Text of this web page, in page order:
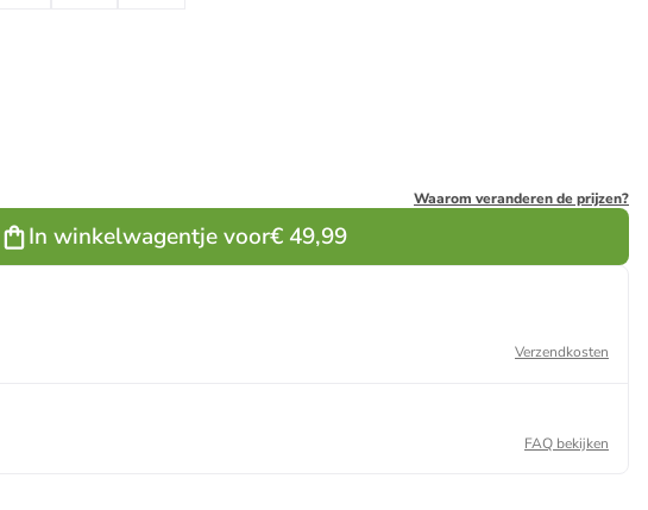
Waarom veranderen de prijzen?
In winkelwagentje voor€ 49,99
Verzendkosten
FAQ bekijken